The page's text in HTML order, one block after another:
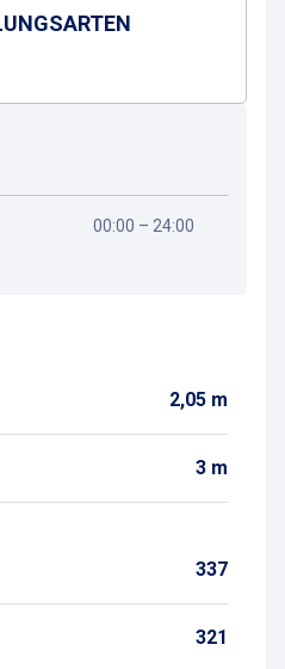
00:00 – 24:00
2,05 m
3 m
337
321